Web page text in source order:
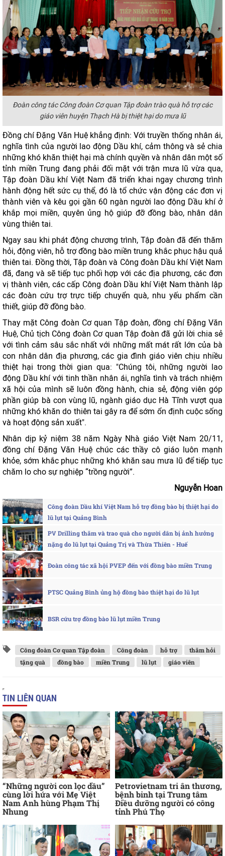
Đoàn công tác Công đoàn Cơ quan Tập đoàn trào quà hỗ trợ các
giáo viên huyện Thạch Hà bị thiệt hại do mưa lũ
Đồng chí Đặng Văn Huệ khẳng định: Với truyền thống nhân ái,
nghĩa tình của người lao động Dầu khí, cảm thông và sẻ chia
những khó khăn thiệt hại mà chính quyền và nhân dân một số
tỉnh miền Trung đang phải đối mặt với trận mưa lũ vừa qua,
Tập đoàn Dầu khí Việt Nam đã triển khai ngay chương trình
hành động hết sức cụ thể, đó là tổ chức vận động các đơn vị
thành viên và kêu gọi gần 60 ngàn người lao động Dầu khí ở
khắp mọi miền, quyên ủng hộ giúp đỡ đồng bào, nhân dân
vùng thiên tai.
Ngay sau khi phát động chương trình, Tập đoàn đã đến thăm
hỏi, động viên, hỗ trợ đồng bào miền trung khắc phục hậu quả
thiên tai. Đồng thời, Tập đoàn và Công đoàn Dầu khí Việt Nam
đã, đang và sẽ tiếp tục phối hợp với các địa phương, các đơn
vị thành viên, các cấp Công đoàn Dầu khí Việt Nam thành lập
các đoàn cứu trợ trực tiếp chuyển quà, nhu yếu phẩm cần
thiết, giúp đỡ đồng bào.
Thay mặt Công đoàn Cơ quan Tập đoàn, đồng chí Đặng Văn
Huệ, Chủ tịch Công đoàn Cơ quan Tập đoàn đã gửi lời chia sẻ
với tình cảm sâu sắc nhất với những mất mát rất lớn của bà
con nhân dân địa phương, các gia đình giáo viên chịu nhiều
thiệt hại trong thời gian qua: "Chúng tôi, những người lao
động Dầu khí với tinh thần nhân ái, nghĩa tình và trách nhiệm
xã hội của mình sẽ luôn đồng hành, chia sẻ, động viên góp
phần giúp bà con vùng lũ, ngành giáo dục Hà Tĩnh vượt qua
những khó khăn do thiên tai gây ra để sớm ổn định cuộc sống
và hoạt động sản xuất".
Nhân dịp kỷ niệm 38 năm Ngày Nhà giáo Việt Nam 20/11,
đồng chí Đặng Văn Huệ chúc các thầy cô giáo luôn mạnh
khỏe, sớm khắc phục những khó khăn sau mưa lũ để tiếp tục
chăm lo cho sự nghiệp “trồng người”.
Nguyễn Hoan
Công đoàn Dầu khí Việt Nam hỗ trợ đồng bào bị thiệt hại do
lũ lụt tại Quảng Bình
PV Drilling thăm và trao quà cho người dân bị ảnh hưởng
nặng do lũ lụt tại Quảng Trị và Thừa Thiên - Huế
Đoàn công tác xã hội PVEP đến với đồng bào miền Trung
PTSC Quảng Bình ủng hộ đồng bào thiệt hại do lũ lụt
BSR cứu trợ đồng bào lũ lụt miền Trung
Công đoàn Cơ quan Tập đoàn Công đoàn hỗ trợ
thăm hỏi
tặng quà
đồng bào miền Trung lũ lụt giáo viên
TIN LIÊN QUAN
“Những người con lọc dầu”
cùng lời hứa với Mẹ Việt
Nam Anh hùng Phạm Thị
Nhung
Petrovietnam tri ân thương,
bệnh binh tại Trung tâm
Điều dưỡng người có công
tỉnh Phú Thọ